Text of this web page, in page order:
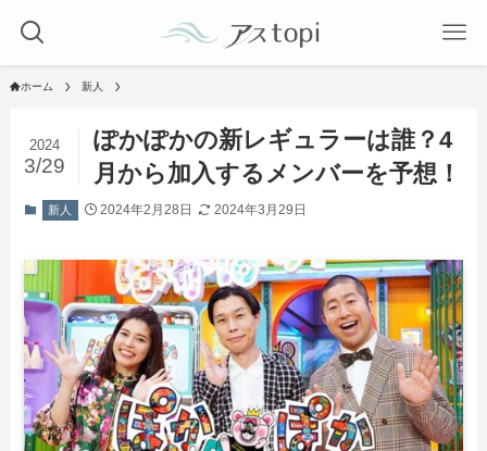
ホーム 新人
ぽかぽかの新レギュラーは誰？4
月から加入するメンバーを予想！
2024
3/29
新人 2024年2月28日 2024年3月29日